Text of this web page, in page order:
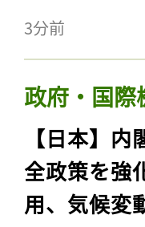
3分前
政府・国際
【日本】
全政策を強
用、気候変